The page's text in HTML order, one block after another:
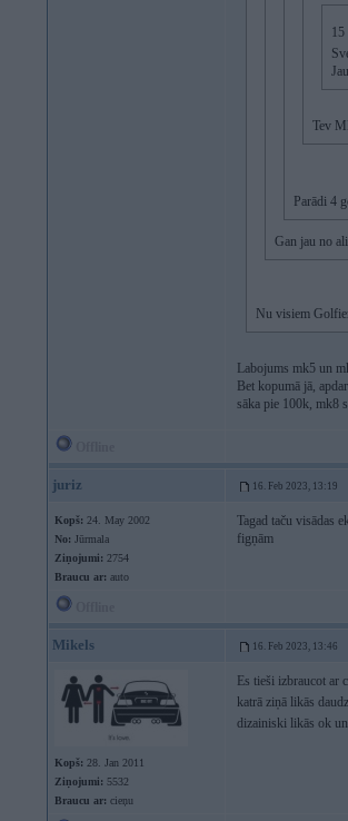
15
Tev
Parādi 4
Gan jau no
Nu visiem
Labojums mk5 un
Bet kopumā jā,
sāka pie 100k, mk8
juriz 16. Feb 2023, 13:19
Kopš: 24. May 2002
No: Jūrmala
Ziņojumi: 2754
Braucu ar: auto
Tagad taču visādas
figņām
Mikels 16. Feb 2023, 13:46
Kopš: 28. Jan 2011
Ziņojumi: 5532
Braucu ar: cieņu
Es tieši izbraucot ar
katrā ziņā likās
dizainiski likās ok